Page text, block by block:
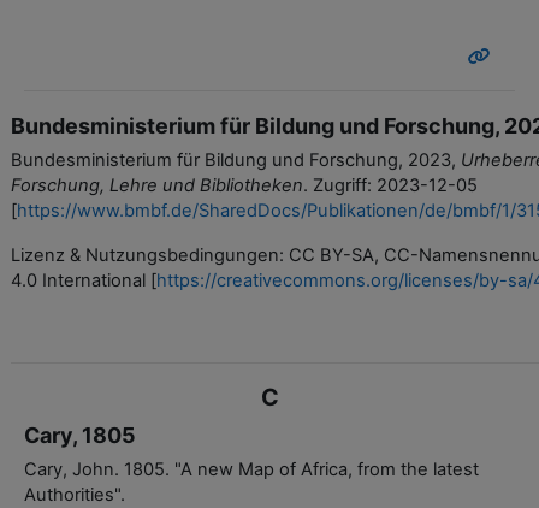
Bundesministerium für Bildung und Forschung,
Bundesministerium für Bildung und Forschung, 2023,
Forschung, Lehre und Bibliotheken. Zugriff: 2023-12-05
[https://www.bmbf.de/SharedDocs/Publikationen/de/bmbf/1/
Lizenz & Nutzungsbedingungen: CC BY-SA, CC-
4.0 International [https://creativecommons.org/licenses/by-sa/
C
Cary, 1805
Cary, John. 1805. "A new Map of Africa, from the latest
Authorities".